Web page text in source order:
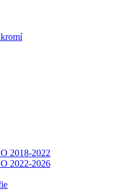
2018-2022
2022-2026